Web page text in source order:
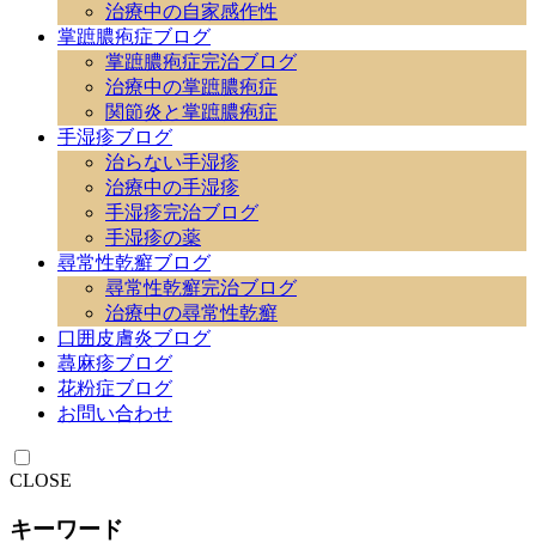
治療中の自家感作性
掌蹠膿疱症ブログ
掌蹠膿疱症完治ブログ
治療中の掌蹠膿疱症
関節炎と掌蹠膿疱症
手湿疹ブログ
治らない手湿疹
治療中の手湿疹
手湿疹完治ブログ
手湿疹の薬
尋常性乾癬ブログ
尋常性乾癬完治ブログ
治療中の尋常性乾癬
口囲皮膚炎ブログ
蕁麻疹ブログ
花粉症ブログ
お問い合わせ
CLOSE
キーワード